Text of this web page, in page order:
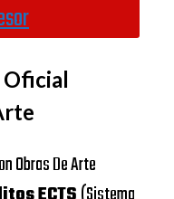
Obras De Arte